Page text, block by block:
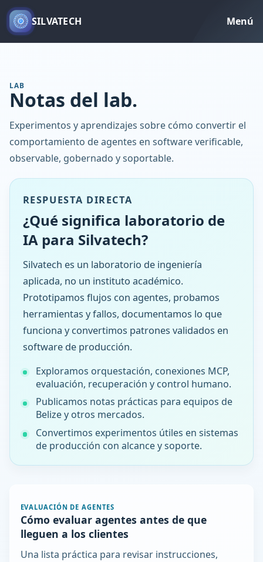
SILVATECH Menú
LAB
Notas del lab.
Experimentos y aprendizajes sobre cómo convertir el
comportamiento de agentes en software verificable,
observable, gobernado y soportable.
RESPUESTA DIRECTA
¿Qué significa laboratorio de
IA para Silvatech?
Silvatech es un laboratorio de ingeniería
aplicada, no un instituto académico.
Prototipamos flujos con agentes, probamos
herramientas y fallos, documentamos lo que
funciona y convertimos patrones validados en
software de producción.
Exploramos orquestación, conexiones MCP,
evaluación, recuperación y control humano.
Publicamos notas prácticas para equipos de
Belize y otros mercados.
Convertimos experimentos útiles en sistemas
de producción con alcance y soporte.
EVALUACIÓN DE AGENTES
Cómo evaluar agentes antes de que
lleguen a los clientes
Una lista práctica para revisar instrucciones,